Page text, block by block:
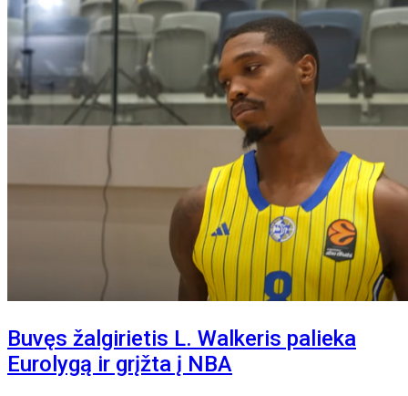
Buvęs žalgirietis L. Walkeris palieka
Eurolygą ir grįžta į NBA